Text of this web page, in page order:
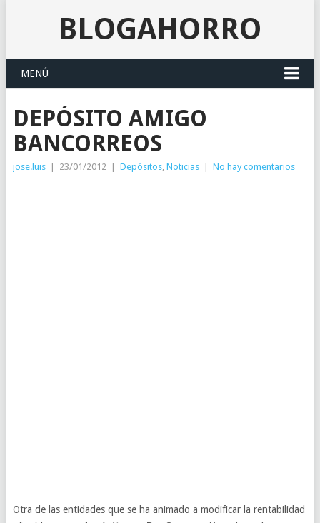
BLOGAHORRO
MENÚ
DEPÓSITO AMIGO
BANCORREOS
jose.luis 23/01/2012 Depósitos, Noticias No hay comentarios
Otra de las entidades que se ha animado a modificar la rentabilidad